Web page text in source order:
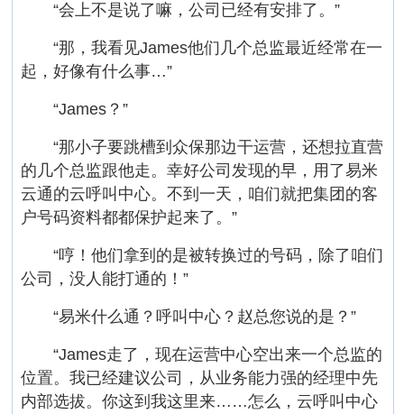
“会上不是说了嘛，公司已经有安排了。”
“那，我看见James他们几个总监最近经常在一
起，好像有什么事…”
“James？”
“那小子要跳槽到众保那边干运营，还想拉直营
的几个总监跟他走。幸好公司发现的早，用了易米
云通的云呼叫中心。不到一天，咱们就把集团的客
户号码资料都都保护起来了。”
“哼！他们拿到的是被转换过的号码，除了咱们
公司，没人能打通的！”
“易米什么通？呼叫中心？赵总您说的是？”
“James走了，现在运营中心空出来一个总监的
位置。我已经建议公司，从业务能力强的经理中先
内部选拔。你这到我这里来……怎么，云呼叫中心